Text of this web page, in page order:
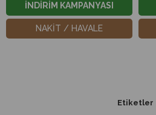
İNDİRİM KAMPANYASI
NAKİT / HAVALE
Etiketler